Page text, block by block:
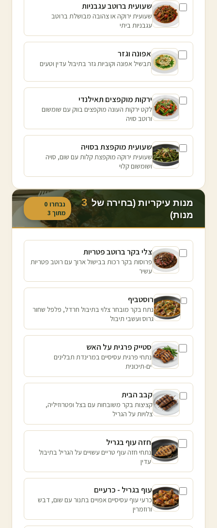
שעועית ברוטב עגבניות
שעועית ירוקה או צהובה מבושלת ברוטב
עגבניות ביתי
אפונה וגזר
תבשיל אפונה וקוביות גזר בתיבול עדין וטעים
ירקות מוקפצים תאילנדי
לקט ירקות העונה מוקפצים בווק עם שומשום
ורוטב סויה
שעועית מוקפצת בסויה
שעועית ירוקה מוקפצת קלות עם שום, סויה
ושומשום קלוי
מנות עיקריות (בחירה של 3
מנות)
נבחרו 0
מתוך 3
צלי בקר ברוטב פטריות
פרוסות בקר רכות בבישול ארוך עם רוטב פטריות
עשיר
רוסטביף
נתח בקר מובחר צלוי בתיבול חרדל, פלפל שחור
גרוס ועשבי תיבול
סטייק פרגית על האש
נתחי פרגית עסיסיים במרינדת תבלינים
ים-תיכונית
קבב הבית
קציצות בקר משובחות עם בצל ופטרוזיליה,
צלויות על הגריל
חזה עוף בגריל
נתחי חזה עוף טריים עשויים על הגריל בתיבול
עדין
עוף בגריל - כרעיים
כרעי עוף עסיסיים אפויים בתנור עם שום, דבש
ורוזמרין